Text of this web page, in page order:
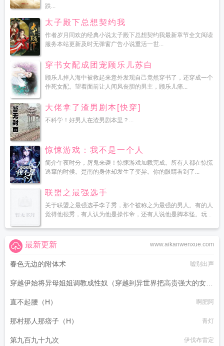
跌...
太子殿下总想契约我
作者岁月同欢的经典小说太子殿下总想契约我最新章节全文阅读
服务本站更新及时无弹窗广告小说重活一世...
穿书女配成团宠顾乐儿苏白
顾乐儿掉入海中被救起来意外发现自己竟然穿书了，还穿成一个
作死女配。望着面前让人闻风丧胆的男主，顾乐儿痛...
大佬拿了渣男剧本[快穿]
不科学！好男人在渣男剧本里？...
惊悚游戏：我不是一个人
简介午夜时分，厉鬼来袭！惊悚游戏加载完成。所有人都在惊慌
逃窜的时候。楚南的身体却发生了变异。你的眼睛看到了...
联盟之最强选手
关于联盟之最强选手李子秀，那个被称之为最强的男人。有的人
觉得他很秀，有人认为他是操作帝，还有人说他是脚本怪。玩...
www.aikanwenxue.com
最新更新
春色无边的附体术 嘘别出声
穿越伊始将异母姐姐调教成性奴（穿越到异世界把高贵强大的女性
征服至胯下） dark
直不起腰（H） 啊肥阿
那村那人那痞子（H） 青灯
第九百九十九次 伊伐布雷定